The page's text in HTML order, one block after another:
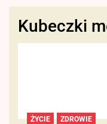
Kubeczki
ZDROWIE
ŻYCIE